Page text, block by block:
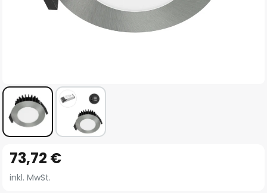
Anfang
der
73,72 €
inkl. MwSt.